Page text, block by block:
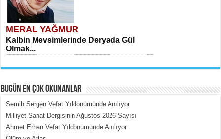
MERAL YAĞMUR
Kalbin Mevsimlerinde Deryada Gül
Olmak...
MEHMET ÇOBAN
BUGÜN EN ÇOK OKUNANLAR
Semih Sergen Vefat Yıldönümünde Anılıyor
Milliyet Sanat Dergisinin Ağustos 2026 Sayısı
Ahmet Erhan Vefat Yıldönümünde Anılıyor